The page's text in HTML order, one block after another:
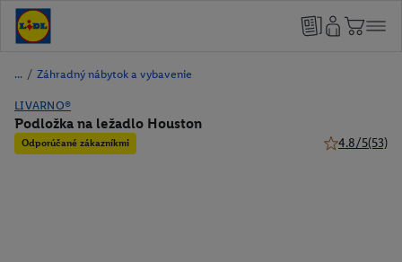
/ Záhradný nábytok a vybavenie
LIVARNO®
Podložka na ležadlo Houston
Odporúčané zákazníkmi 4.8/5(53)